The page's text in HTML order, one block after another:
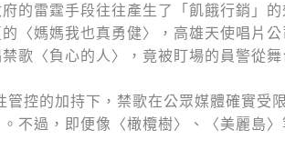
府的雷霆手段往往產生了「飢餓行銷」
〈媽媽我也真勇健〉，高雄天使唱片
歌〈負心的人〉，竟被盯場的員警從
管控的加持下，禁歌在公眾媒體確實受
不過，即便像〈橄欖樹〉、〈美麗島